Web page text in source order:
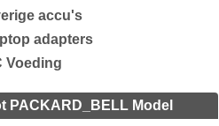
accu's
adapters
Voeding
PACKARD_BELL Model